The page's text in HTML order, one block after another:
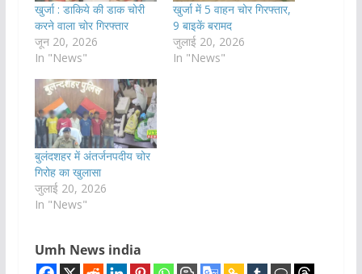
खुर्जा : डाकिये की डाक चोरी
करने वाला चोर गिरफ्तार
जून 20, 2026
In "News"
खुर्जा में 5 वाहन चोर गिरफ्तार,
9 बाइकें बरामद
जुलाई 20, 2026
In "News"
बुलंदशहर में अंतर्जनपदीय चोर
गिरोह का खुलासा
जुलाई 20, 2026
In "News"
Umh News india